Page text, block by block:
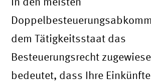
dem Tätigkeitsstaat das
Besteuerungsrecht
bedeutet, dass Ihre